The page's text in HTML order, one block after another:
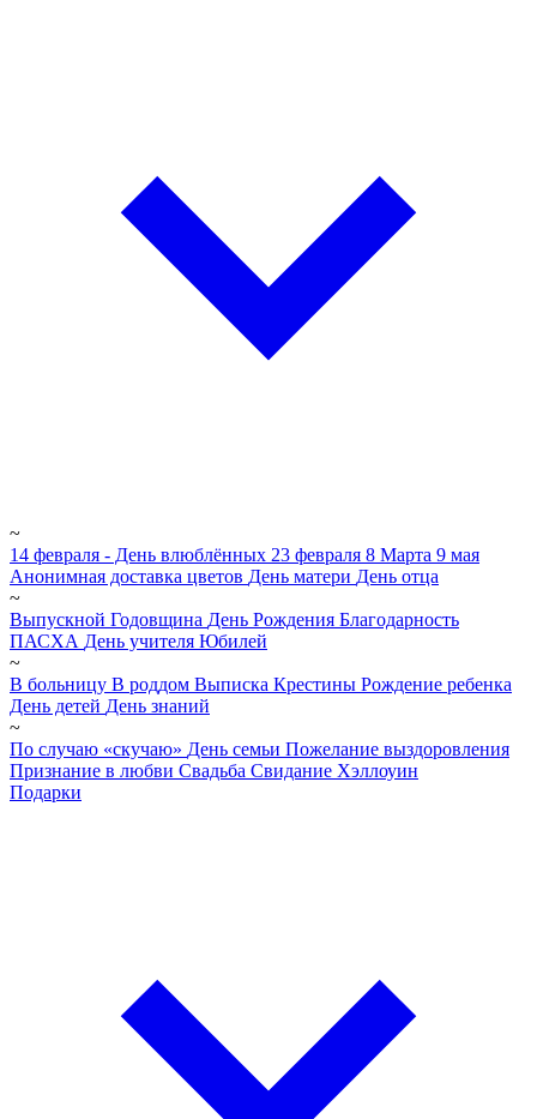
~
14 февраля - День влюблённых 23 февраля 8 Марта 9 мая
Анонимная доставка цветов День матери День отца
~
Выпускной Годовщина День Рождения Благодарность
ПАСХА День учителя Юбилей
~
В больницу В роддом Выписка Крестины Рождение ребенка
День детей День знаний
~
По случаю «скучаю» День семьи Пожелание выздоровления
Признание в любви Свадьба Свидание Хэллоуин
Подарки